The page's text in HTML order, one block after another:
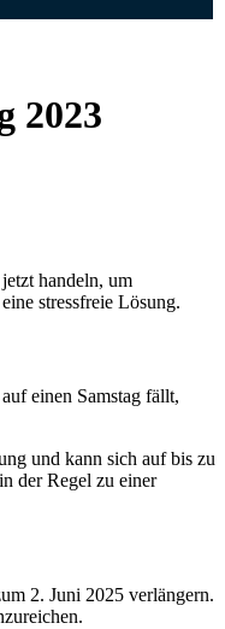
2023
handeln, um
stressfreie Lösung.
einen Samstag fällt,
und kann sich auf bis zu
der Regel zu einer
2. Juni 2025 verlängern.